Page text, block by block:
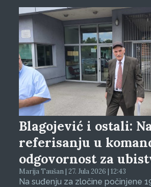
Blagojević i ostali:
referisanju u
odgovornost za
Marija Taušan | 27. Jula 2026 | 12:43
Na suđenju za zločine počinjene